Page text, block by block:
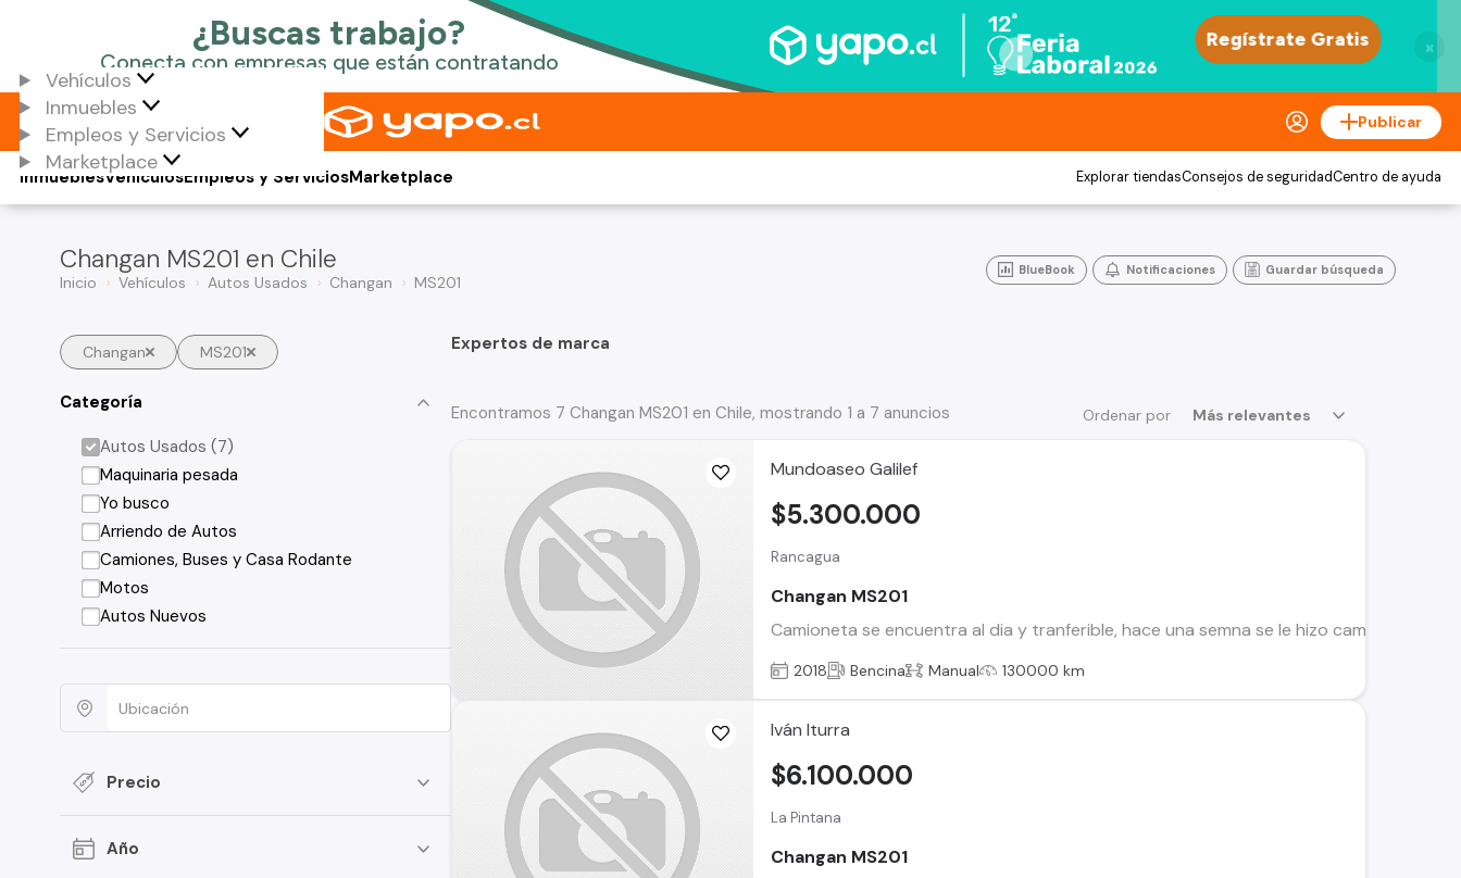
×
Vehículos
Inmuebles
Empleos y Servicios
Marketplace
Publicar
Vehículos
Inmuebles Empleos y ServiciosMarketplace Explorar tiendasConsejos de seguridadCentro de ayuda
Changan MS201 en Chile
Inicio Vehículos Autos Usados Changan MS201
BlueBook Notificaciones Guardar búsqueda
Changan MS201
Categoría
Autos Usados (7)
Maquinaria pesada
Yo busco
Arriendo de Autos
Camiones, Buses y Casa Rodante
Motos
Autos Nuevos
Precio
Año
Expertos de marca
Ordenar por Más relevantes
Encontramos 7 Changan MS201 en Chile, mostrando 1 a 7 anuncios
Mundoaseo Galilef
Rancagua
Changan MS201
Camioneta se encuentra al dia y tranferible, hace una semna se le hizo cambio de
$5.300.000
2018 Bencina Manual 130000 km
Iván Iturra
La Pintana
Changan MS201
$6.100.000